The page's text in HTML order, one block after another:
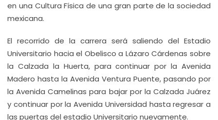
en una Cultura Física de una gran parte de la sociedad
mexicana.
El recorrido de la carrera será saliendo del Estadio
Universitario hacia el Obelisco a Lázaro Cárdenas sobre
la Calzada la Huerta, para continuar por la Avenida
Madero hasta la Avenida Ventura Puente, pasando por
la Avenida Camelinas para bajar por la Calzada Juárez
y continuar por la Avenida Universidad hasta regresar a
las puertas del estadio Universitario nuevamente.